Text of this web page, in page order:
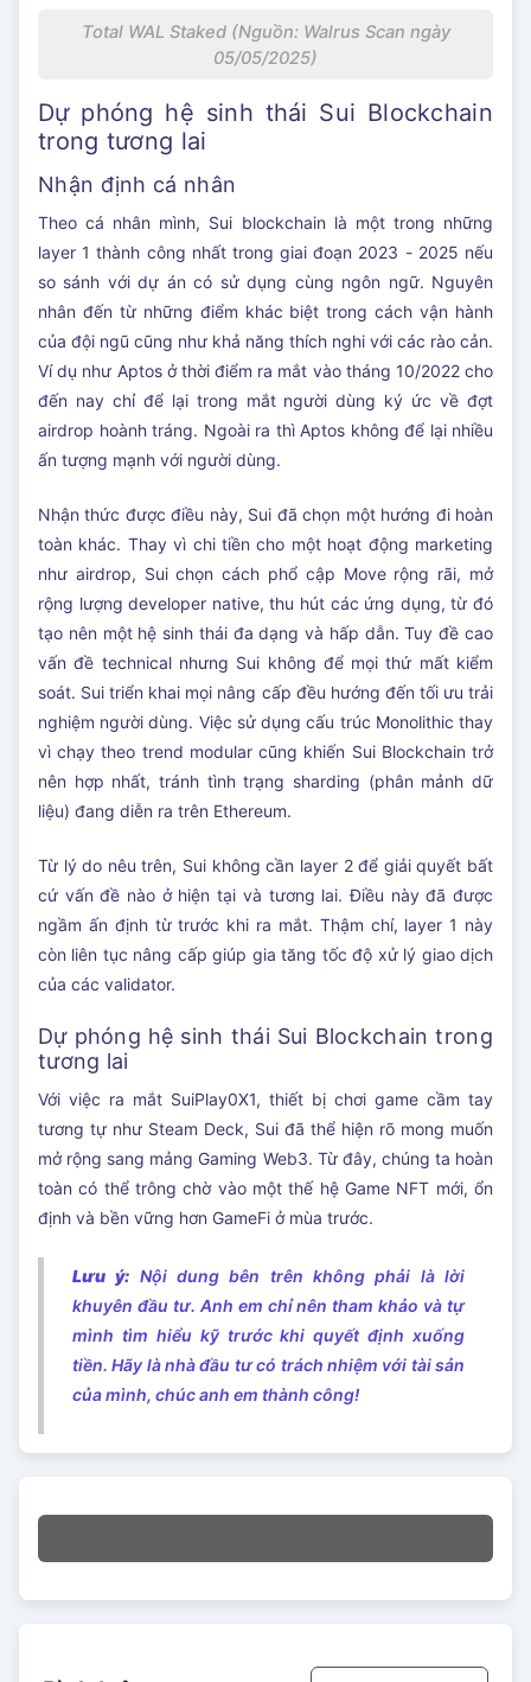
Total WAL Staked (Nguồn: Walrus Scan ngày
05/05/2025)
Dự phóng hệ sinh thái Sui Blockchain
trong tương lai
Nhận định cá nhân
Theo cá nhân mình, Sui blockchain là một trong những
layer 1 thành công nhất trong giai đoạn 2023 - 2025 nếu
so sánh với dự án có sử dụng cùng ngôn ngữ. Nguyên
nhân đến từ những điểm khác biệt trong cách vận hành
của đội ngũ cũng như khả năng thích nghi với các rào cản.
Ví dụ như Aptos ở thời điểm ra mắt vào tháng 10/2022 cho
đến nay chỉ để lại trong mắt người dùng ký ức về đợt
airdrop hoành tráng. Ngoài ra thì Aptos không để lại nhiều
ấn tượng mạnh với người dùng.
Nhận thức được điều này, Sui đã chọn một hướng đi hoàn
toàn khác. Thay vì chi tiền cho một hoạt động marketing
như airdrop, Sui chọn cách phổ cập Move rộng rãi, mở
rộng lượng developer native, thu hút các ứng dụng, từ đó
tạo nên một hệ sinh thái đa dạng và hấp dẫn. Tuy đề cao
vấn đề technical nhưng Sui không để mọi thứ mất kiểm
soát. Sui triển khai mọi nâng cấp đều hướng đến tối ưu trải
nghiệm người dùng. Việc sử dụng cấu trúc Monolithic thay
vì chạy theo trend modular cũng khiến Sui Blockchain trở
nên hợp nhất, tránh tình trạng sharding (phân mảnh dữ
liệu) đang diễn ra trên Ethereum.
Từ lý do nêu trên, Sui không cần layer 2 để giải quyết bất
cứ vấn đề nào ở hiện tại và tương lai. Điều này đã được
ngầm ấn định từ trước khi ra mắt. Thậm chí, layer 1 này
còn liên tục nâng cấp giúp gia tăng tốc độ xử lý giao dịch
của các validator.
Dự phóng hệ sinh thái Sui Blockchain trong
tương lai
Với việc ra mắt SuiPlay0X1, thiết bị chơi game cầm tay
tương tự như Steam Deck, Sui đã thể hiện rõ mong muốn
mở rộng sang mảng Gaming Web3. Từ đây, chúng ta hoàn
toàn có thể trông chờ vào một thế hệ Game NFT mới, ổn
định và bền vững hơn GameFi ở mùa trước.
Lưu ý: Nội dung bên trên không phải là lời
khuyên đầu tư. Anh em chỉ nên tham khảo và tự
mình tìm hiểu kỹ trước khi quyết định xuống
tiền. Hãy là nhà đầu tư có trách nhiệm với tài sản
của mình, chúc anh em thành công!